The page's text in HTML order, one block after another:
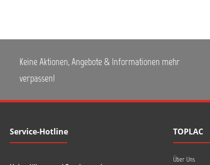
Keine Aktionen, Angebote & Informationen mehr
verpassen!
Service-Hotline TOPLAC
Über Uns